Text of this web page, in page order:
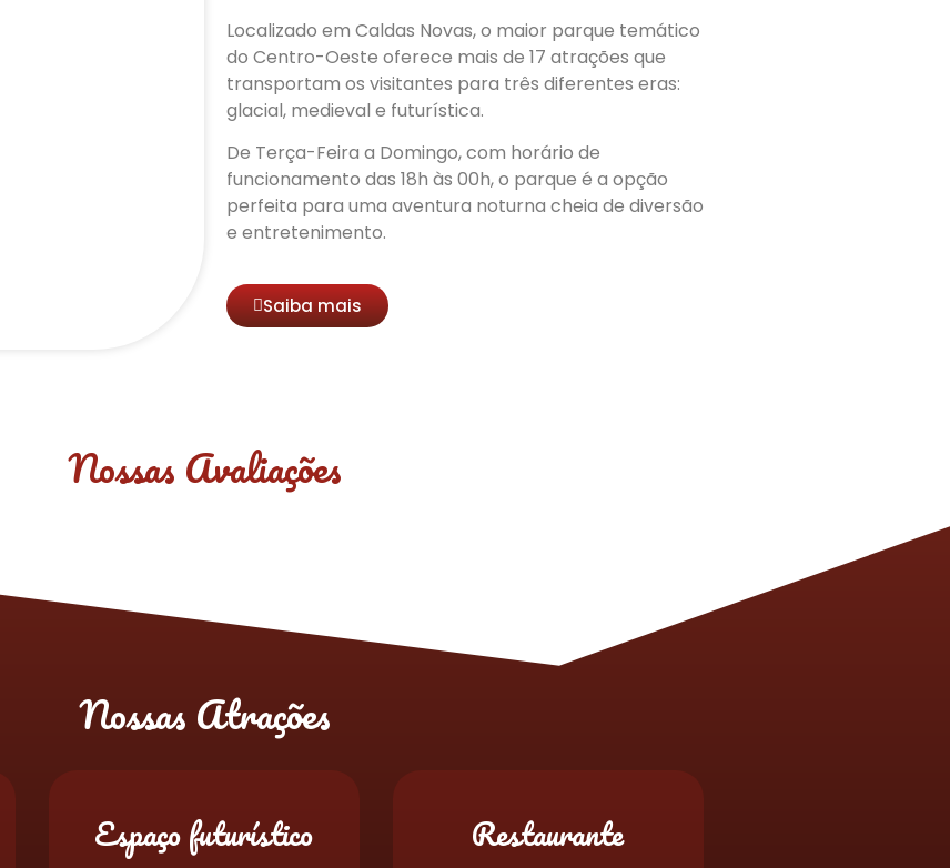
Localizado em Caldas Novas, o maior parque temático
do Centro-Oeste oferece mais de 17 atrações que
transportam os visitantes para três diferentes eras:
glacial, medieval e futurística.
De Terça-Feira a Domingo, com horário de
funcionamento das 18h às 00h, o parque é a opção
perfeita para uma aventura noturna cheia de diversão
e entretenimento.
Saiba mais
Nossas Avaliações
Nossas Atrações
Espaço futurístico Restaurante